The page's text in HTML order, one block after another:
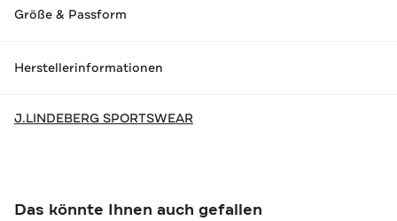
Größe & Passform
Herstellerinformationen
J.LINDEBERG SPORTSWEAR
Das könnte Ihnen auch gefallen